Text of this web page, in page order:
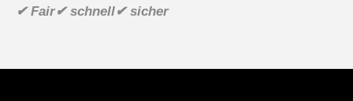
✔ Fair✔ schnell✔ sicher